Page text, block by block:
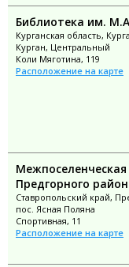
Библиотека им.
Курганская область,
Курган, Центральный
Коли Мяготина, 119
Расположение на карте
Предгорного
Ставропольский край,
пос. Ясная Поляна
Спортивная, 11
Расположение на карте